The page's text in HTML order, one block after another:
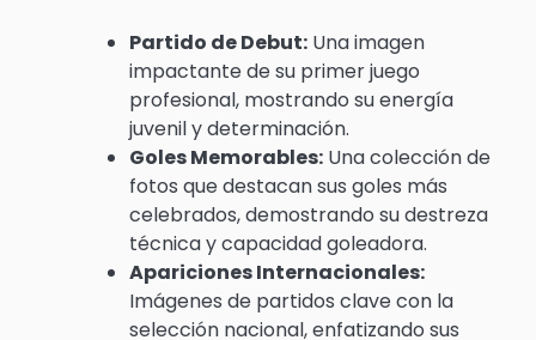
Partido de Debut: Una imagen
impactante de su primer juego
profesional, mostrando su energía
juvenil y determinación.
Goles Memorables: Una colección de
fotos que destacan sus goles más
celebrados, demostrando su destreza
técnica y capacidad goleadora.
Apariciones Internacionales:
Imágenes de partidos clave con la
selección nacional, enfatizando sus